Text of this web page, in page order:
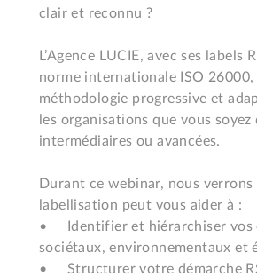
clair et reconnu ?
L’Agence LUCIE, avec ses labels
norme internationale ISO 26000,
méthodologie progressive et
les organisations que vous soyez
intermédiaires ou avancées.
Durant ce webinar, nous verrons
labellisation peut vous aider à :
•	Identifier et hiérarchiser vos enjeux
sociétaux, environnementaux et
•	Structurer votre démarche RSE avec une